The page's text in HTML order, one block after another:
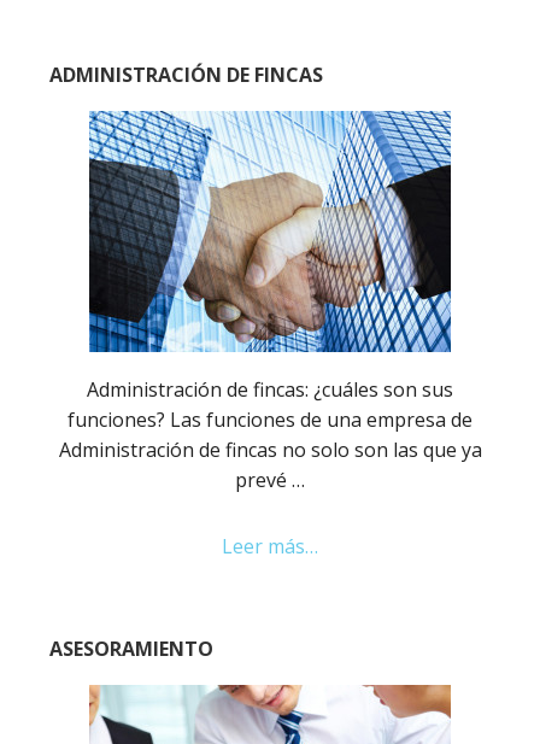
ADMINISTRACIÓN DE FINCAS
Administración de fincas: ¿cuáles son sus
funciones? Las funciones de una empresa de
Administración de fincas no solo son las que ya
prevé …
Leer más…
ASESORAMIENTO